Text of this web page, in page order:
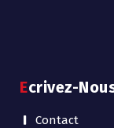
Ecrivez-
Contact